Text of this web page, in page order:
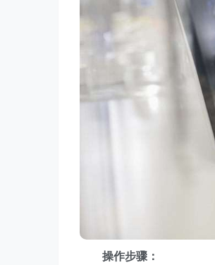
操作步骤：